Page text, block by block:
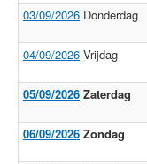
03/09/2026 Donderdag
04/09/2026 Vrijdag
05/09/2026 Zaterdag
06/09/2026 Zondag